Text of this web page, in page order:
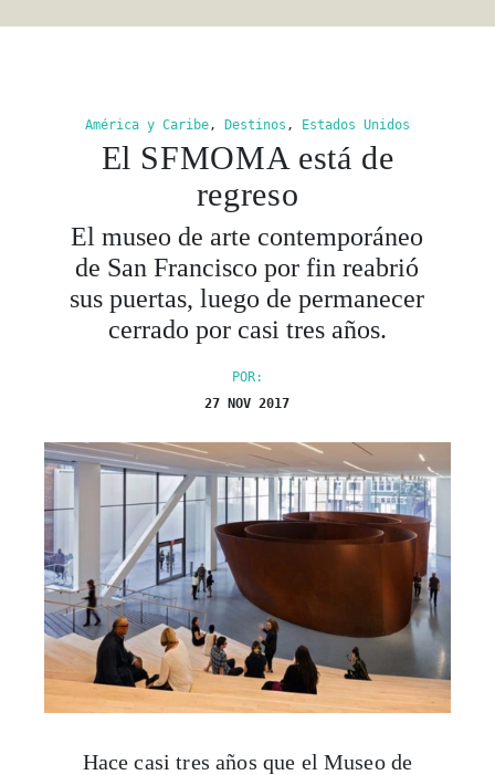
América y Caribe, Destinos , Estados Unidos
El SFMOMA está de
regreso
El museo de arte contemporáneo
de San Francisco por fin reabrió
sus puertas, luego de permanecer
cerrado por casi tres años.
POR:
27 NOV 2017
Hace casi tres años que el Museo de